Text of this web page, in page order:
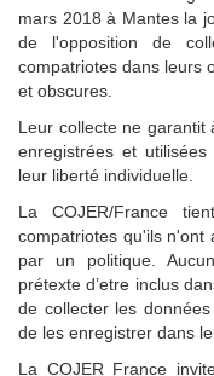
mars 2018 à Mantes la
de l'opposition de
compatriotes dans leurs
et obscures.
Leur collecte ne garantit
enregistrées et
leur liberté individuelle.
La COJER/France
compatriotes qu'ils n'ont
par un politique.
prétexte d’etre inclus
de collecter les
de les enregistrer dans
La COJER France